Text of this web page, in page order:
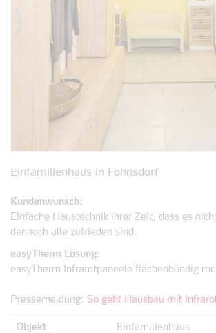
Einfamilienhaus in Fohnsdorf
Kundenwunsch:
Einfache Haustechnik ihrer Zeit, dass es
dennoch alle zufrieden sind.
easyTherm Lösung:
easyTherm Infrarotpaneele flächenbündig
Pressemeldung: So geht Hausbau mit
Objekt Einfamilienhaus